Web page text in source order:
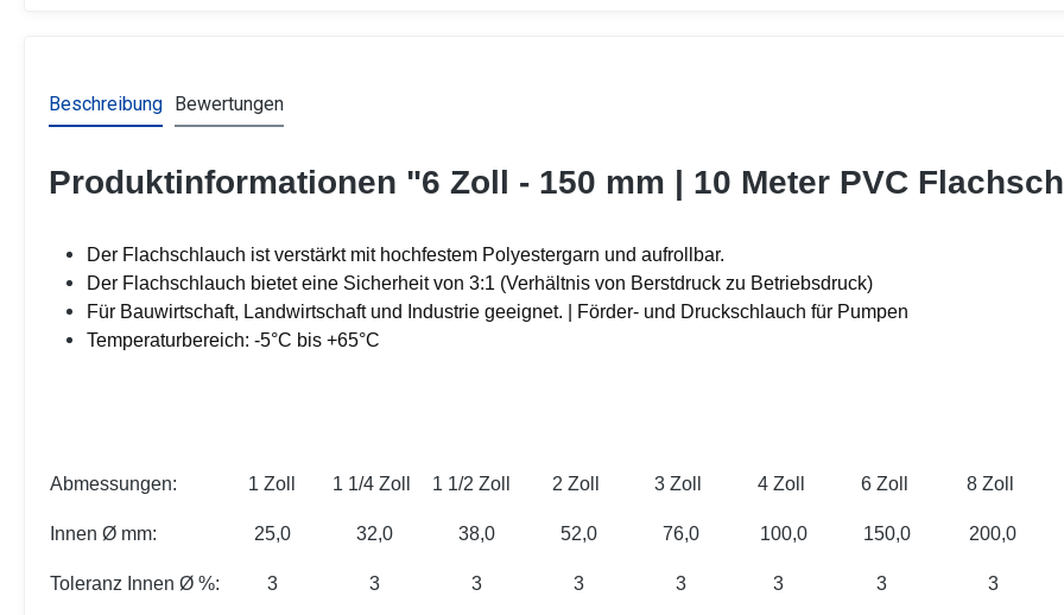
Beschreibung Bewertungen
Produktinformationen "6 Zoll - 150 mm | 10 Meter PVC
Der Flachschlauch ist verstärkt mit hochfestem Polyestergarn und aufrollbar.
Der Flachschlauch bietet eine Sicherheit von 3:1 (Verhältnis von Berstdruck zu Betriebsdruck)
Für Bauwirtschaft, Landwirtschaft und Industrie geeignet. | Förder- und Druckschlauch für Pumpen
Temperaturbereich: -5°C bis +65°C
Abmessungen: 1 Zoll 1 1/4 Zoll 1 1/2 Zoll 2 Zoll 3 Zoll 4 Zoll 6 Zoll 8 Zoll
Innen Ø mm: 25,0 32,0 38,0 52,0 76,0 100,0 150,0 200,0
Toleranz Innen Ø %: 3 3 3 3 3 3 3 3